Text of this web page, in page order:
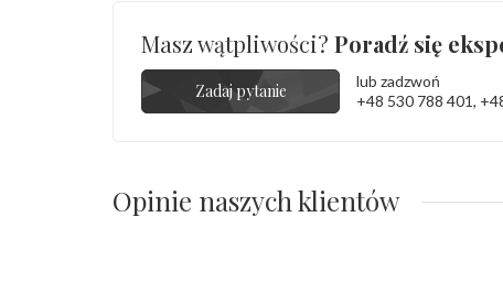
Masz wątpliwości? Poradź się
Zadaj pytanie
lub zadzwoń
+48 530 788 401,
Opinie naszych klientów